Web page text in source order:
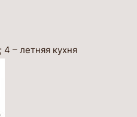
4 – летняя кухня